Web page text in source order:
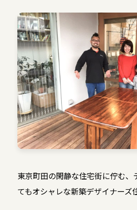
東京町田の閑静な住宅街に佇む、
てもオシャレな新築デザイナーズ